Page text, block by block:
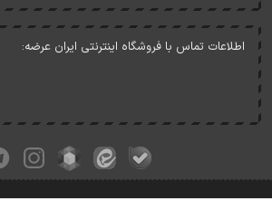
اطلاعات تماس با فروشگاه اینترنتی ایران عرضه: